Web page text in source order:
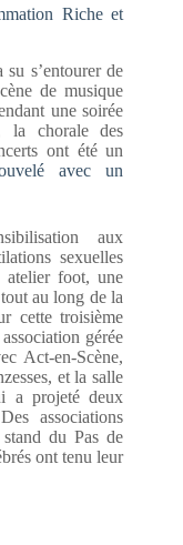
Riche et
s’entourer de
de musique
une soirée
la chorale des
ont été un
avec un
aux
sexuelles
atelier foot, une
au long de la
cette troisième
gérée
Act-en-Scène,
et la salle
a projeté deux
associations
du Pas de
ont tenu leur